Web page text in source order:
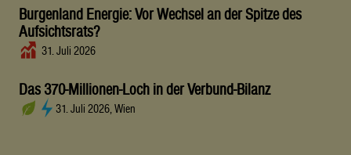
Burgenland Energie: Vor Wechsel an der Spitze des
Aufsichtsrats?
31. Juli 2026
Das 370-Millionen-Loch in der Verbund-Bilanz
31. Juli 2026, Wien